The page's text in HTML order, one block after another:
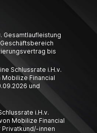
Gesamtlaufleistung
bis
Schlussrate i.H.v.
Financial
und
i.H.v.
Mobilize Financial
Privatkund/-innen